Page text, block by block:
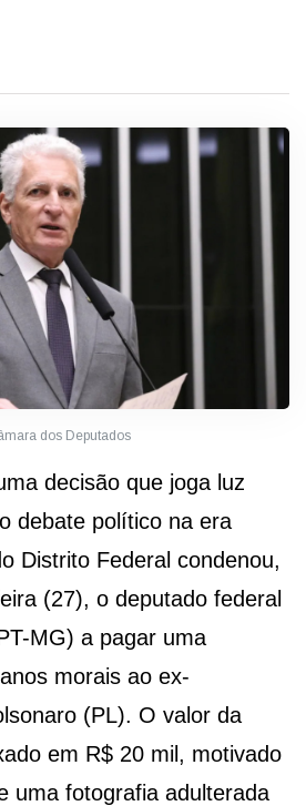
dos Deputados
decisão que joga luz
debate político na era
Distrito Federal condenou,
(27), o deputado federal
MG) a pagar uma
morais ao ex-
(PL). O valor da
em R$ 20 mil, motivado
uma fotografia adulterada